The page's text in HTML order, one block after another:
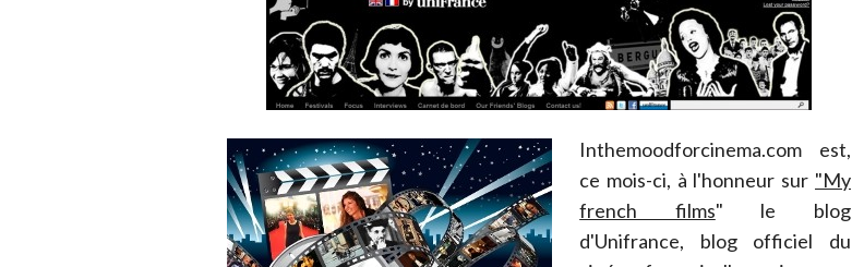
Inthemoodforcinema.com est,
ce mois-ci, à l'honneur sur "My
french films" le blog
d'Unifrance, blog officiel du